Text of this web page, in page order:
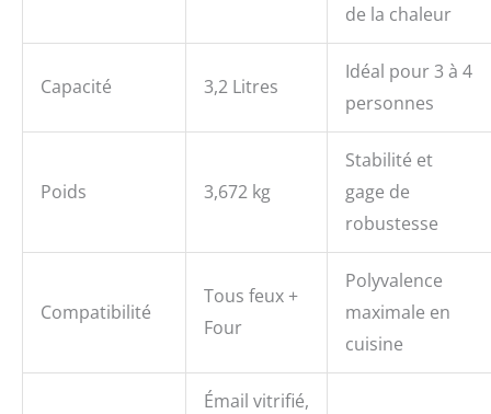
de la chaleur
Capacité 3,2 Litres
Idéal pour 3 à 4
personnes
Poids 3,672 kg
Stabilité et
gage de
robustesse
Compatibilité
Tous feux +
Four
Polyvalence
maximale en
cuisine
Émail vitrifié,